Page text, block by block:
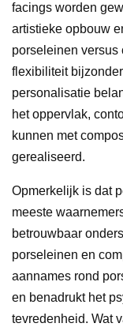
facings worden
artistieke opbouw
porseleinen versus
flexibiliteit
personalisatie
het oppervlak,
kunnen met
gerealiseerd.
Opmerkelijk is dat
meeste
betrouwbaar
porseleinen en
aannames rond
en benadrukt het
tevredenheid. Wat